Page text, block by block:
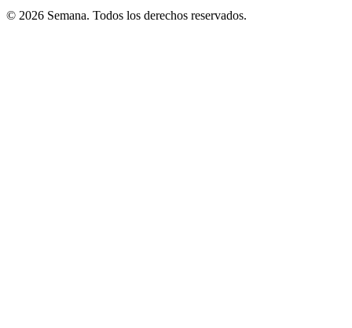
© 2026 Semana. Todos los derechos reservados.